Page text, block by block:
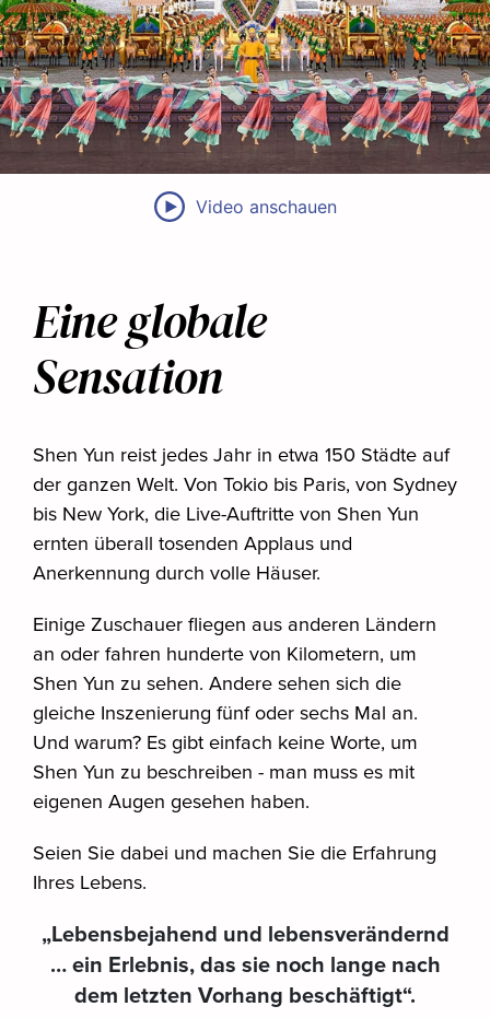
Video anschauen
Eine globale
Sensation
Shen Yun reist jedes Jahr in etwa 150 Städte auf
der ganzen Welt. Von Tokio bis Paris, von Sydney
bis New York, die Live-Auftritte von Shen Yun
ernten überall tosenden Applaus und
Anerkennung durch volle Häuser.
Einige Zuschauer fliegen aus anderen Ländern
an oder fahren hunderte von Kilometern, um
Shen Yun zu sehen. Andere sehen sich die
gleiche Inszenierung fünf oder sechs Mal an.
Und warum? Es gibt einfach keine Worte, um
Shen Yun zu beschreiben - man muss es mit
eigenen Augen gesehen haben.
Seien Sie dabei und machen Sie die Erfahrung
Ihres Lebens.
„Lebensbejahend und lebensverändernd
… ein Erlebnis, das sie noch lange nach
dem letzten Vorhang beschäftigt“.